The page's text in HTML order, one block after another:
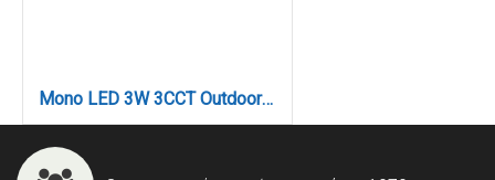
Mono LED 3W 3CCT Outdoor Wall Lamp Anthracite D:22cmx2.8cm (80201740)